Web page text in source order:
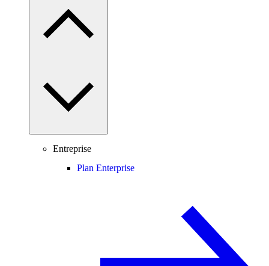
Entreprise
Plan Enterprise